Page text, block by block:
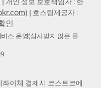
) | 호스팅제공자 :
인
스 운영(심사받지 않은 물
이체 결제시 코스트코에